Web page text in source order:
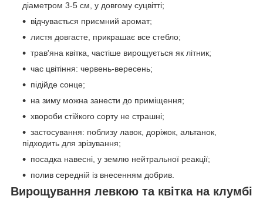
діаметром 3-5 см, у довгому суцвітті;
відчувається приємний аромат;
листя довгасте, прикрашає все стебло;
трав'яна квітка, частіше вирощується як літник;
час цвітіння: червень-вересень;
підійде сонце;
на зиму можна занести до приміщення;
хвороби стійкого сорту не страшні;
застосування: поблизу лавок, доріжок, альтанок,
підходить для зрізування;
посадка навесні, у землю нейтральної реакції;
полив середній із внесенням добрив.
Вирощування левкою та квітка на клумбі